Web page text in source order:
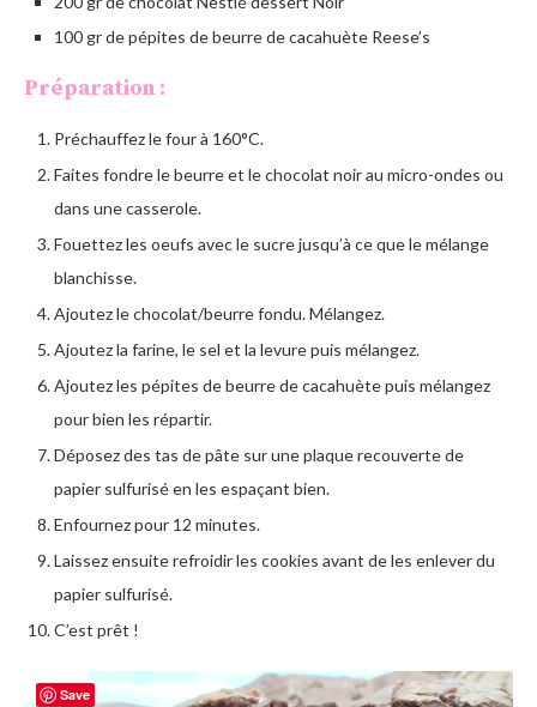
100 gr de pépites de beurre de cacahuète Reese’s
Préparation :
Préchauffez le four à 160°C.
Faites fondre le beurre et le chocolat noir au micro-ondes ou
dans une casserole.
Fouettez les oeufs avec le sucre jusqu’à ce que le mélange
blanchisse.
Ajoutez le chocolat/beurre fondu. Mélangez.
Ajoutez la farine, le sel et la levure puis mélangez.
Ajoutez les pépites de beurre de cacahuète puis mélangez
pour bien les répartir.
Déposez des tas de pâte sur une plaque recouverte de
papier sulfurisé en les espaçant bien.
Enfournez pour 12 minutes.
Laissez ensuite refroidir les cookies avant de les enlever du
papier sulfurisé.
C’est prêt !
Save